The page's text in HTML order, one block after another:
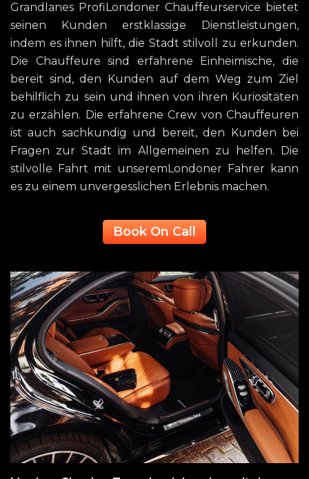
Grandlanes ProfiLondoner Chauffeurservice bietet
seinen Kunden erstklassige Dienstleistungen,
indem es ihnen hilft, die Stadt stilvoll zu erkunden.
Die Chauffeure sind erfahrene Einheimische, die
bereit sind, den Kunden auf dem Weg zum Ziel
behilflich zu sein und ihnen von ihren Kuriositäten
zu erzählen. Die erfahrene Crew von Chauffeuren
ist auch sachkundig und bereit, den Kunden bei
Fragen zur Stadt im Allgemeinen zu helfen. Die
stilvolle Fahrt mit unseremLondoner Fahrer kann
es zu einem unvergesslichen Erlebnis machen.
Book On Call